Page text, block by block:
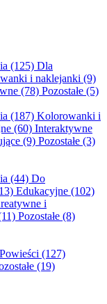
(125) Dla
i naklejanki (9)
(78) Pozostałe (5)
(187) Kolorowanki i
(60) Interaktywne
(9) Pozostałe (3)
(44) Do
Edukacyjne (102)
i
Pozostałe (8)
Powieści (127)
(19)